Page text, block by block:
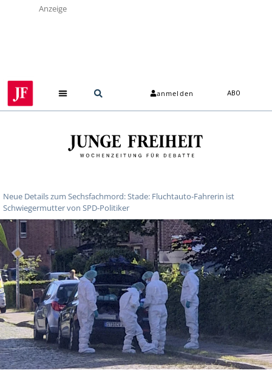
Anzeige
anmelden ABO
Neue Details zum Sechsfachmord: Stade: Fluchtauto-Fahrerin ist
Schwiegermutter von SPD-Politiker